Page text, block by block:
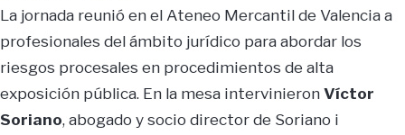
La jornada reunió en el Ateneo Mercantil de Valencia a
profesionales del ámbito jurídico para abordar los
riesgos procesales en procedimientos de alta
exposición pública. En la mesa intervinieronVíctor
Soriano, abogado y socio director de Soriano i